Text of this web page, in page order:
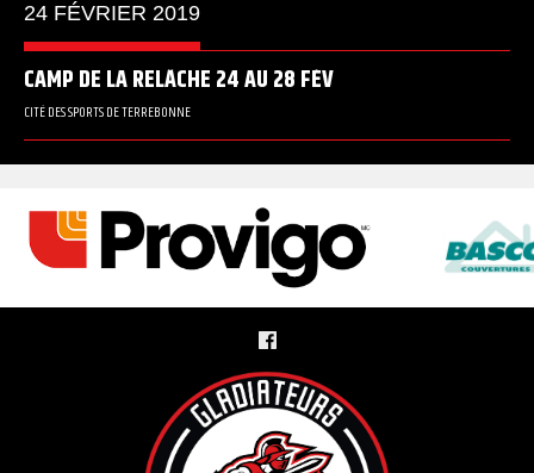
24 FÉVRIER 2019
CAMP DE LA RELÂCHE 24 AU 28 FÉV
CITÉ DES SPORTS DE TERREBONNE